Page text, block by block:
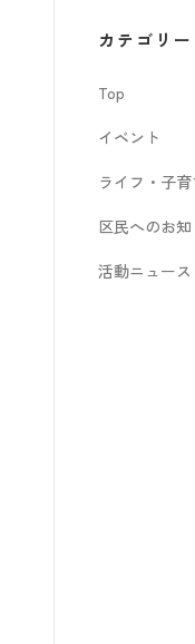
ブ
カテゴリー
Top
イベント
ライフ・子育
区民へのお
活動ニュース